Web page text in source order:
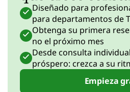
Diseñado para
para departamentos de
Obtenga su primera
no el próximo mes
Desde consulta
próspero: crezca a su
Empieza